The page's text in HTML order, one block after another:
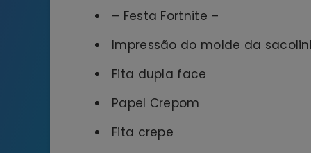
– Festa Fortnite –
Impressão do molde da
Fita dupla face
Papel Crepom
Fita crepe